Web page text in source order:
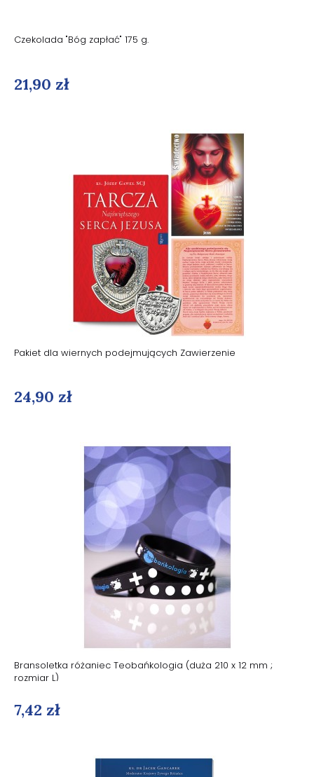
Czekolada "Bóg zapłać" 175 g.
21,90 zł
Pakiet dla wiernych podejmujących Zawierzenie
24,90 zł
Bransoletka różaniec Teobańkologia (duża 210 x 12 mm ;
rozmiar L)
7,42 zł